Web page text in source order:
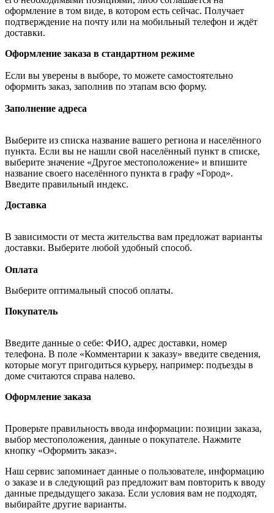
оформление в том виде, в котором есть сейчас. Получает
подтверждение на почту или на мобильный телефон и ждёт
доставки.
Оформление заказа в стандартном режиме
Если вы уверены в выборе, то можете самостоятельно
оформить заказ, заполнив по этапам всю форму.
Заполнение адреса
Выберите из списка название вашего региона и населённого
пункта. Если вы не нашли свой населённый пункт в списке,
выберите значение «Другое местоположение» и впишите
название своего населённого пункта в графу «Город».
Введите правильный индекс.
Доставка
В зависимости от места жительства вам предложат варианты
доставки. Выберите любой удобный способ.
Оплата
Выберите оптимальный способ оплаты.
Покупатель
Введите данные о себе: ФИО, адрес доставки, номер
телефона. В поле «Комментарии к заказу» введите сведения,
которые могут пригодиться курьеру, например: подъезды в
доме считаются справа налево.
Оформление заказа
Проверьте правильность ввода информации: позиции заказа,
выбор местоположения, данные о покупателе. Нажмите
кнопку «Оформить заказ».
Наш сервис запоминает данные о пользователе, информацию
о заказе и в следующий раз предложит вам повторить к вводу
данные предыдущего заказа. Если условия вам не подходят,
выбирайте другие варианты.